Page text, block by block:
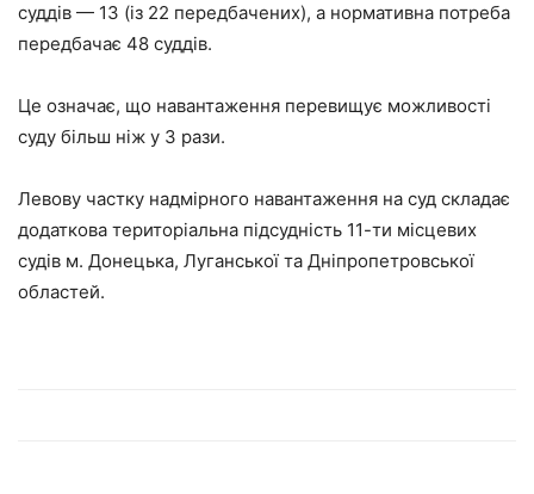
суддів — 13 (із 22 передбачених), а нормативна потреба
передбачає 48 суддів.
Це означає, що навантаження перевищує можливості
суду більш ніж у 3 рази.
Левову частку надмірного навантаження на суд складає
додаткова територіальна підсудність 11-ти місцевих
судів м. Донецька, Луганської та Дніпропетровської
областей.